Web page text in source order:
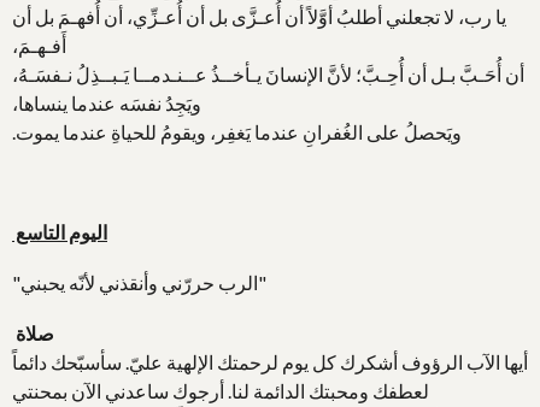
يا رب، لا تجعلني أطلبُ أوَّلاً أن أُعـزَّى بل أن أُعـزِّي، أن أُفهـمَ بل أن
أَفـهـمَ،
أن أُحَـبَّ بـل أن أُحِـبَّ؛ لأنَّ الإنسانَ يـأخــذُ عــنـدمــا يَـبــذِلُ نـفسَـهُ،
ويَجِدُ نفسَه عندما ينساها،
ويَحصلُ على الغُفرانِ عندما يَغفِر، ويقومُ للحياةِ عندما يموت.
اليوم التاسع
"الرب حررّني وأنقذني لأنّه يحبني"
صلاة
أيها الآب الرؤوف أشكرك كل يوم لرحمتك الإلهية عليّ. سأسبّحك دائماً
لعطفك ومحبتك الدائمة لنا. أرجوك ساعدني الآن بمحنتي